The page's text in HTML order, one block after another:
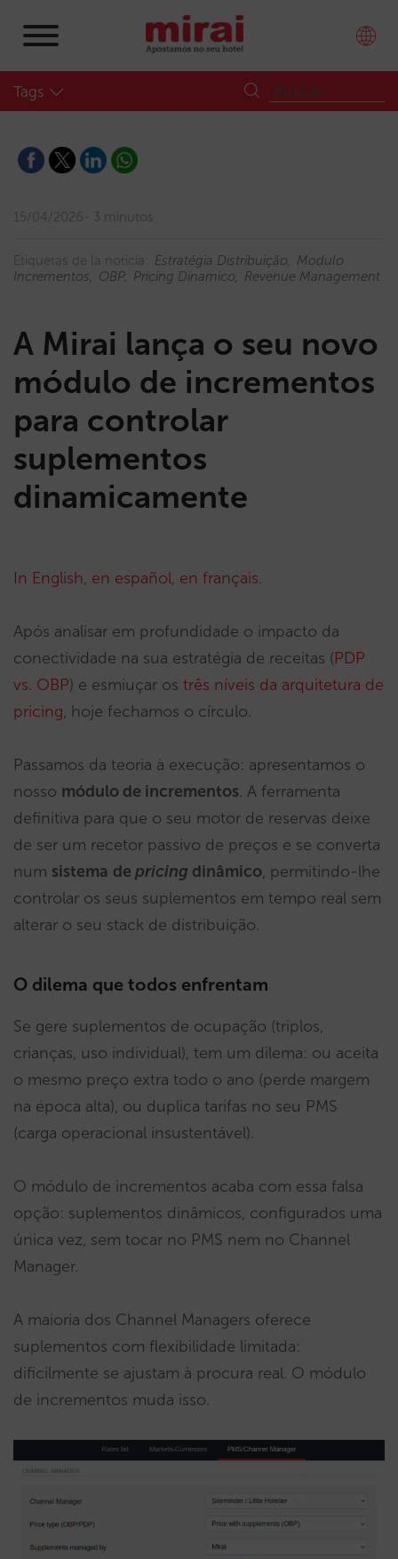
Tags
15/04/2026 3 minutos
Etiquetas de la noticia: Estratégia Distribuição
Modulo
Incrementos
OBP Pricing Dinamico Revenue Management
A Mirai lança o seu novo
módulo de incrementos
para controlar
suplementos
dinamicamente
In English, en español, en français.
Após analisar em profundidade o impacto da
conectividade na sua estratégia de receitas (PDP
vs. OBP) e esmiuçar os três níveis da arquitetura de
pricing, hoje fechamos o círculo.
Passamos da teoria à execução: apresentamos o
nosso módulo de incrementos. A ferramenta
definitiva para que o seu motor de reservas deixe
de ser um recetor passivo de preços e se converta
num sistema de pricing dinâmico, permitindo-lhe
controlar os seus suplementos em tempo real sem
alterar o seu stack de distribuição.
O dilema que todos enfrentam
Se gere suplementos de ocupação (triplos,
crianças, uso individual), tem um dilema: ou aceita
o mesmo preço extra todo o ano (perde margem
na época alta), ou duplica tarifas no seu PMS
(carga operacional insustentável).
O módulo de incrementos acaba com essa falsa
opção: suplementos dinâmicos, configurados uma
única vez, sem tocar no PMS nem no Channel
Manager.
A maioria dos Channel Managers oferece
suplementos com flexibilidade limitada:
dificilmente se ajustam à procura real. O módulo
de incrementos muda isso.